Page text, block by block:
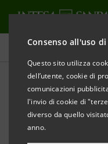
Consenso all'uso
Questo sito utilizza
dell’utente, cookie di
comunicazioni
l'invio di cookie di
diverso da quello
anno.
Comunicati stampa
STAMPA AGGIORNA
INTESA